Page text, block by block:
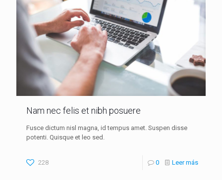
Nam nec felis et nibh posuere
Fusce dictum nisl magna, id tempus amet. Suspen disse
potenti. Quisque et leo sed.
228 0 Leer más